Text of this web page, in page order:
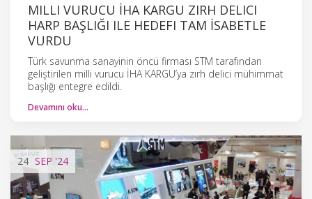
MILLI VURUCU İHA KARGU ZIRH DELICI
HARP BAŞLIĞI ILE HEDEFI TAM İSABETLE
VURDU
Türk savunma sanayinin öncü firması STM tarafından
geliştirilen milli vurucu İHA KARGU’ya zırh delici mühimmat
başlığı entegre edildi.
Devamını oku…
24 SEP '24